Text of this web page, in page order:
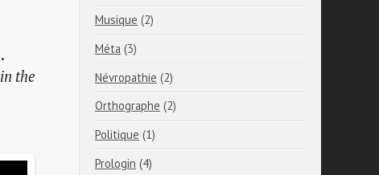
the
Musique (2)
Méta (3)
Névropathie (2)
Orthographe (2)
Politique (1)
Prologin (4)